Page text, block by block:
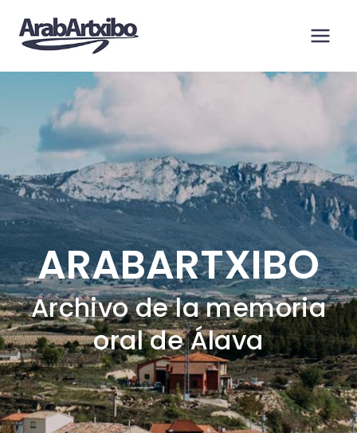
contenido
ARABARTXIBO
Archivo de la memoria
oral de Álava